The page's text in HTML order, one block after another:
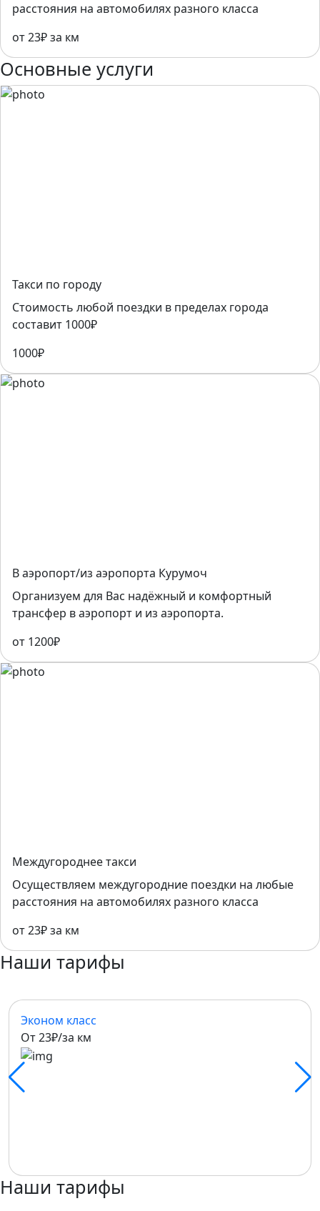
расстояния на автомобилях разного класса
от 23₽ за км
Основные услуги
Такси по городу
Стоимость любой поездки в пределах города
составит 1000₽
1000₽
В аэропорт/из аэропорта Курумоч
Организуем для Вас надёжный и комфортный
трансфер в аэропорт и из аэропорта.
от 1200₽
Междугороднее такси
Осуществляем междугородние поездки на любые
расстояния на автомобилях разного класса
от 23₽ за км
Наши тарифы
Эконом класс
От 23₽/за км
Наши тарифы